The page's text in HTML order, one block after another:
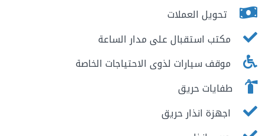
تحويل العملات
مكتب استقبال على مدار الساعة
موقف سيارات لذوى الاحتياجات الخاصة
طفايات حريق
اجهزة انذار حريق